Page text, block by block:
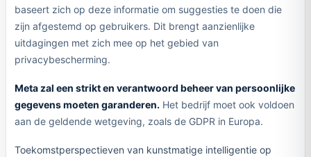
baseert zich op deze informatie om suggesties te doen die
zijn afgestemd op gebruikers. Dit brengt aanzienlijke
uitdagingen met zich mee op het gebied van
privacybescherming.
Meta zal een strikt en verantwoord beheer van persoonlijke
gegevens moeten garanderen. Het bedrijf moet ook voldoen
aan de geldende wetgeving, zoals de GDPR in Europa.
Toekomstperspectieven van kunstmatige intelligentie op